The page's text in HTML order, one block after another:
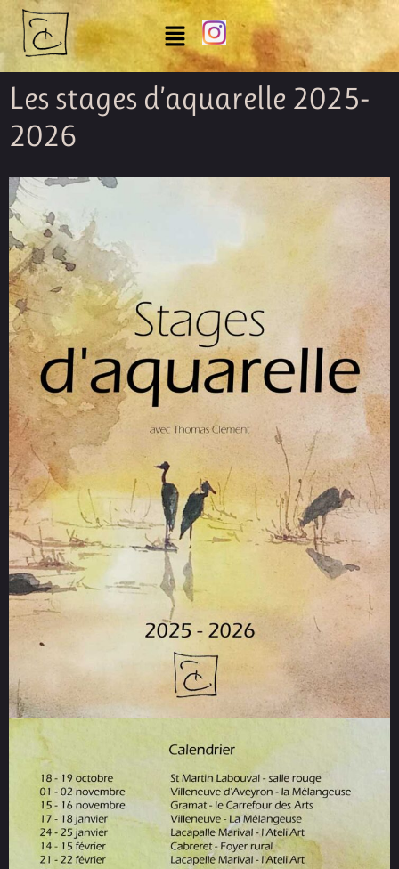
Les stages d’aquarelle 2025-
2026